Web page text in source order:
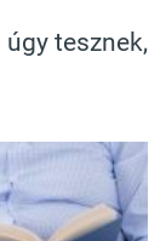
tesznek,